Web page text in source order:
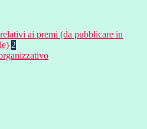
ai premi (da pubblicare in
2